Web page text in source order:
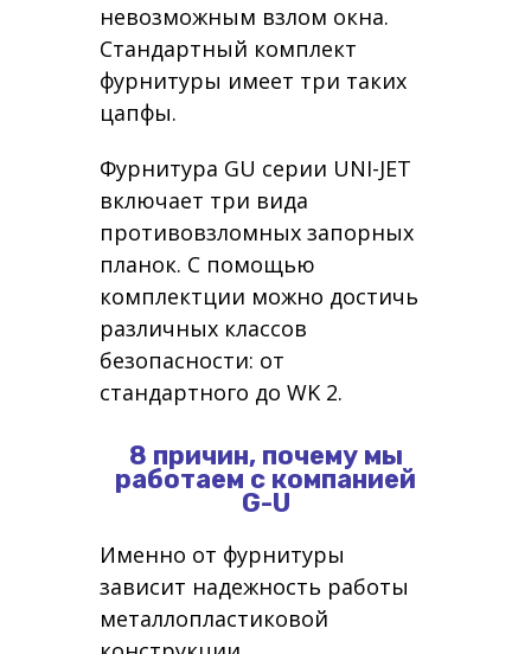
невозможным взлом окна.
Стандартный комплект
фурнитуры имеет три таких
цапфы.
Фурнитура GU серии UNI-JET
включает три вида
противовзломных запорных
планок. С помощью
комплектции можно достичь
различных классов
безопасности: от
стандартного до WK 2.
8 причин, почему мы
работаем с компанией
G-U
Именно от фурнитуры
зависит надежность работы
металлопластиковой